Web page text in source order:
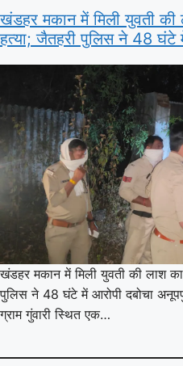
खंडहर मकान में मिली युवती
हत्या; जैतहरी पुलिस ने 48 घंटे
खंडहर मकान में मिली युवती की लाश
पुलिस ने 48 घंटे में आरोपी दबोचा
ग्राम गुंवारी स्थित एक…